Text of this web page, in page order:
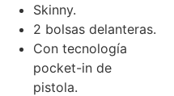
Skinny.
2 bolsas delanteras.
Con tecnología
pocket-in de
pistola.